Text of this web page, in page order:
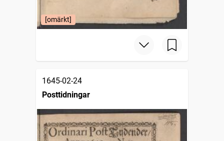
[omärkt]
1645-02-24
Posttidningar